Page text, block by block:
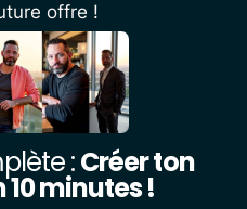
offre !
:Créer ton
minutes !